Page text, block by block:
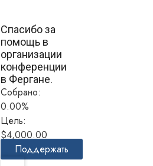
Спасибо за
помощь в
организации
конференции
в Фергане.
Собрано:
0.00%
Цель:
$4,000.00
Поддержать